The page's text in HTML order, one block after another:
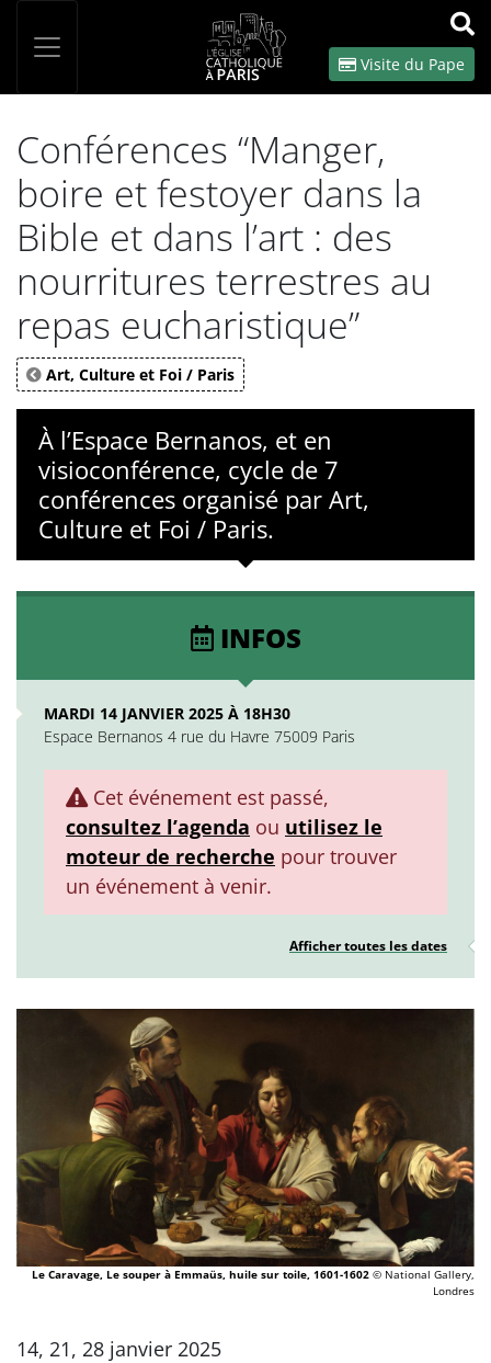
OK
Visite du Pape
Conférences “Manger,
boire et festoyer dans la
Bible et dans l’art : des
nourritures terrestres au
repas eucharistique”
Art, Culture et Foi / Paris
À l’Espace Bernanos, et en
visioconférence, cycle de 7
conférences organisé par Art,
Culture et Foi / Paris.
INFOS
MARDI 14 JANVIER 2025 À 18H30
Espace Bernanos 4 rue du Havre 75009 Paris
Cet événement est passé,
consultez l’agenda ou utilisez le
moteur de recherche pour trouver
un événement à venir.
Afficher toutes les dates
Le Caravage, Le souper à Emmaüs, huile sur toile, 1601-1602 © National Gallery,
Londres
14, 21, 28 janvier 2025
Panneau de gestion des cookies